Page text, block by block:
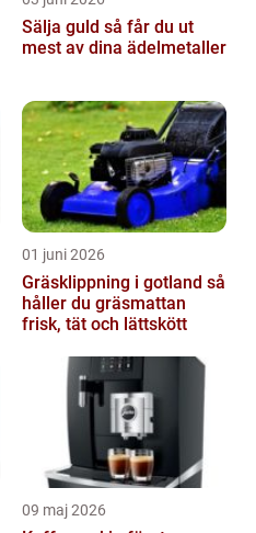
Sälja guld så får du ut
mest av dina ädelmetaller
01 juni 2026
Gräsklippning i gotland så
håller du gräsmattan
frisk, tät och lättskött
09 maj 2026